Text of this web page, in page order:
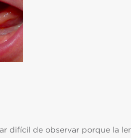
difícil de observar porque la